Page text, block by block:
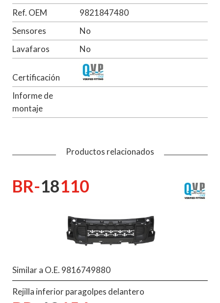
Ref. OEM
9821847480
Sensores
No
Lavafaros
No
Certificación
Informe de
montaje
Productos relacionados
BR-18110
Similar a O.E. 9816749880
Rejilla inferior paragolpes delantero